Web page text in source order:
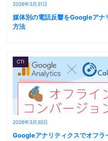
2026年3月31日
媒体別の電話反響をGoogleアナ
方法
2026年3月30日
CTI
Googleアナリティクスでオフラ